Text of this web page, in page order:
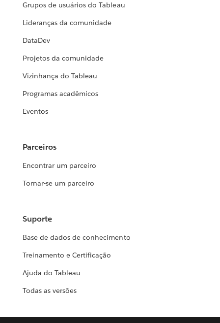
Grupos de usuários do Tableau
Lideranças da comunidade
DataDev
Projetos da comunidade
Vizinhança do Tableau
Programas acadêmicos
Eventos
Parceiros
Encontrar um parceiro
Tornar-se um parceiro
Suporte
Base de dados de conhecimento
Treinamento e Certificação
Ajuda do Tableau
Todas as versões